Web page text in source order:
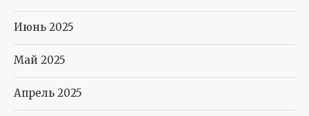
Июнь 2025
Май 2025
Апрель 2025